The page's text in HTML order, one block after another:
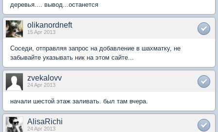
деревья.... вывод...останется
olikanordneft
15 Apr 2013
Соседи, отправляя запрос на добавление в шахматку, не
забывайте указывать ник на этом сайте...
zvekalovv
24 Apr 2013
начали шестой этаж заливать. был там вчера.
AlisaRichi
24 Apr 2013